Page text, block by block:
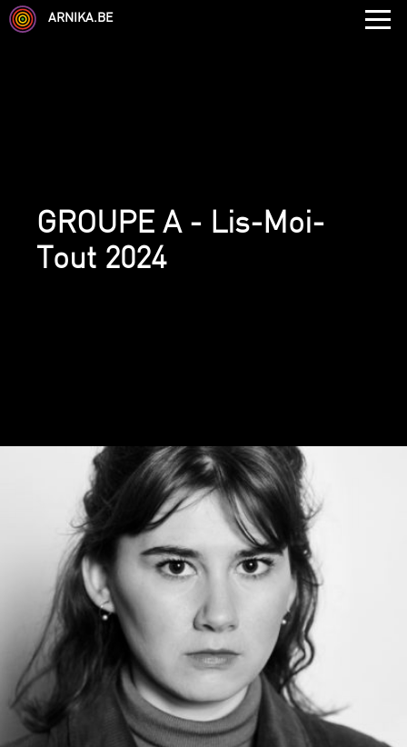
ARNIKA.BE
GROUPE A - Lis-Moi-
Tout 2024